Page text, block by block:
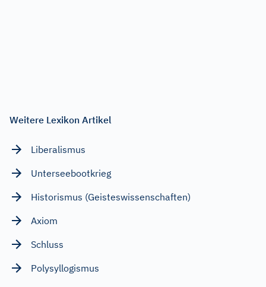
Weitere Lexikon Artikel
Liberalismus
Unterseebootkrieg
Historismus (Geisteswissenschaften)
Axiom
Schluss
Polysyllogismus